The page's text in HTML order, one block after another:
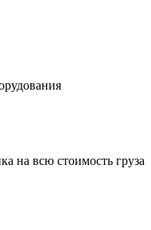
на всю стоимость груза